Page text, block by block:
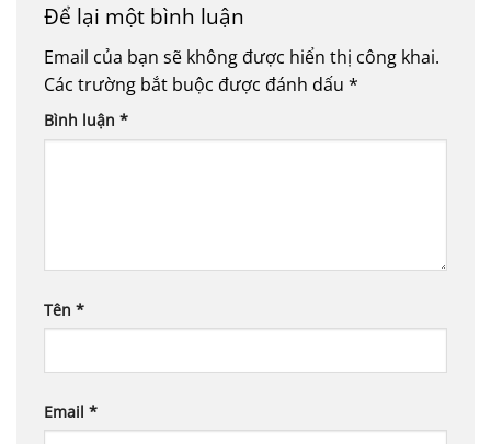
Để lại một bình luận
Email của bạn sẽ không được hiển thị công khai.
Các trường bắt buộc được đánh dấu *
Bình luận *
Tên *
Email *